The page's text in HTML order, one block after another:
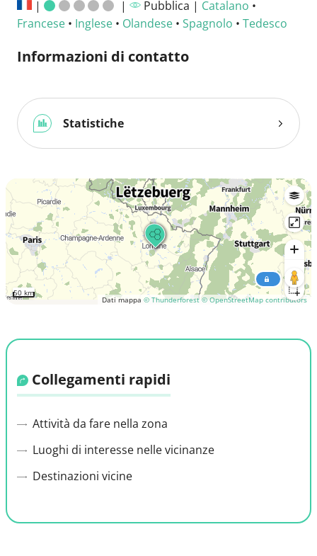
|
| Pubblica | Catalano •
Francese • Inglese • Olandese • Spagnolo • Tedesco
Informazioni di contatto
Statistiche
Dati mappa © Thunderforest © OpenStreetMap contributors
50 km
Collegamenti rapidi
Attività da fare nella zona
Luoghi di interesse nelle vicinanze
Destinazioni vicine